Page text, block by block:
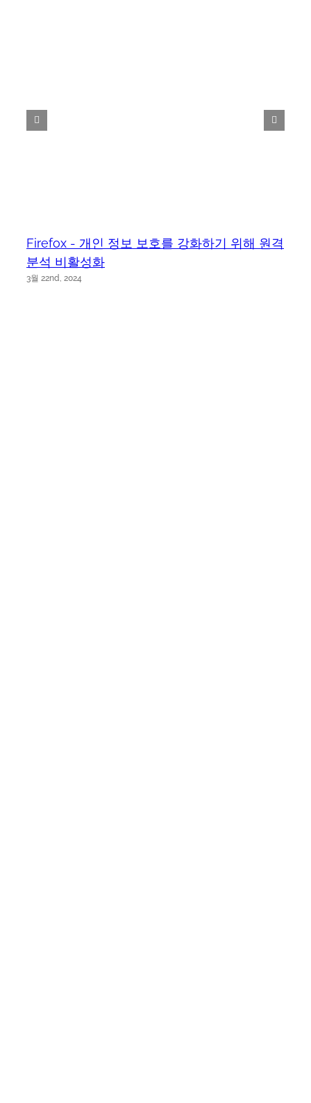
Firefox - 개인 정보 보호를 강화하기 위해 원격
분석 비활성화
3월 22nd, 2024